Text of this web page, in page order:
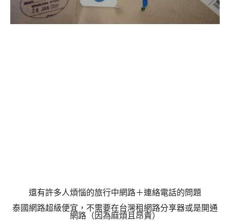
還有許多人煩惱的旅行中網路＋連絡電話的問題
泰國網路超級便宜，不需要在台灣租網路分享器或是開通
網路（因為麻煩且昂貴）